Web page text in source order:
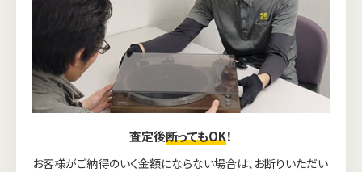
査定後断ってもOK！
お客様がご納得のいく金額にならない場合は、お断りいただい